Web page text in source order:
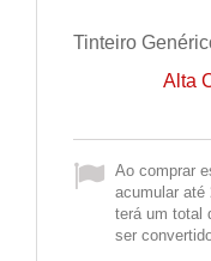
Tinteiro
Alta
Ao comprar
acumular até
terá um total
ser